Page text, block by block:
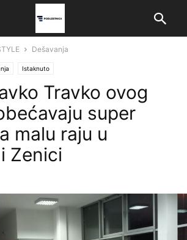
Dešavanja
Istaknuto
Travko ovog
super
malu raju u
Zenici